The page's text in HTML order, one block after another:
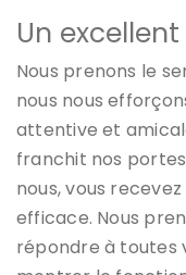
Un
Nous prenons le
nous nous
attentive et
franchit nos
nous, vous
efficace. Nous
répondre à toutes